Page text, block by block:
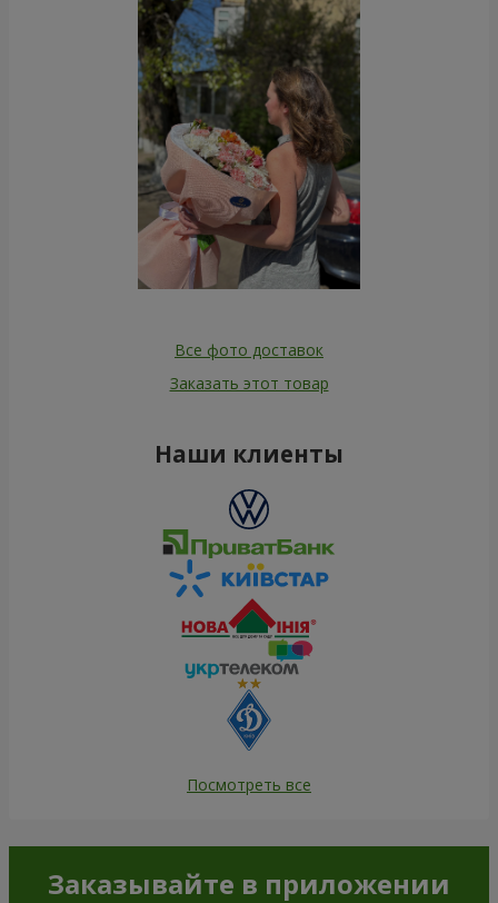
Все фото доставок
Заказать этот товар
Наши клиенты
Посмотреть все
Заказывайте в приложении